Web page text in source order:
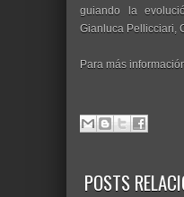
guiando la
Gianluca Pellicciari,
Para más
POSTS